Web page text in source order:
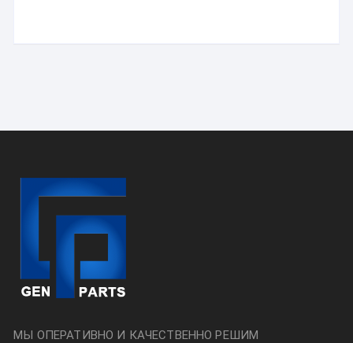
МЫ ОПЕРАТИВНО И КАЧЕСТВЕННО РЕШИМ